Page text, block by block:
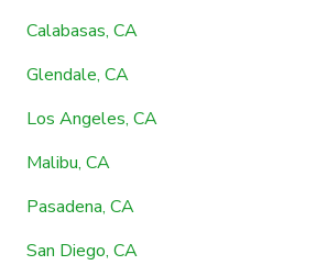
Calabasas, CA
Glendale, CA
Los Angeles, CA
Malibu, CA
Pasadena, CA
San Diego, CA